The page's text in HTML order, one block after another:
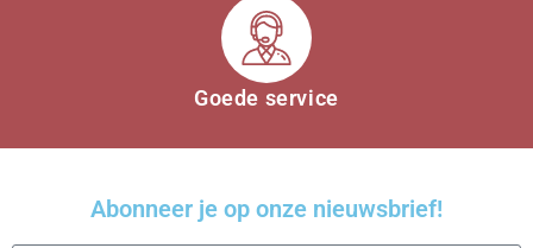
Goede service
Abonneer je op onze nieuwsbrief!